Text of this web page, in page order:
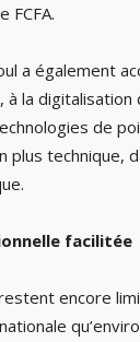
FCFA.
a également
la
de
plus technique,
facilitée
encore